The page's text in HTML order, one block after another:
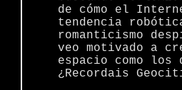
de cómo el
tendencia
romanticismo
veo motivado a
espacio como los
¿Recordais